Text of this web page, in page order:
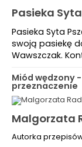
Pasieka
Pasieka Syta
swoją pasiekę
Wawszczak.
Miód wędzony
przeznaczenie
Malgorzata
Autorka